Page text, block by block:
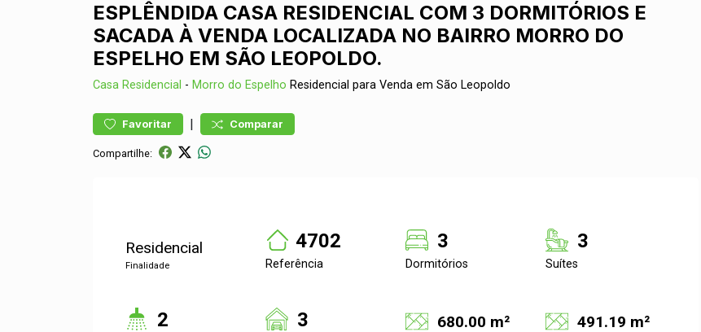
ESPLÊNDIDA CASA RESIDENCIAL COM 3 DORMITÓRIOS E
SACADA À VENDA LOCALIZADA NO BAIRRO MORRO DO
ESPELHO EM SÃO LEOPOLDO.
Casa Residencial - Morro do Espelho Residencial para Venda em São Leopoldo
Favoritar | Comparar
Compartilhe:
Residencial
Finalidade
4702
Referência
3
Dormitórios
3
Suítes
2 3 680.00 m² 491.19 m²